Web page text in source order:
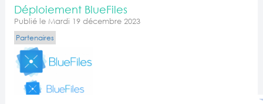
Déploiement BlueFiles
Publié le Mardi 19 décembre 2023
Partenaires